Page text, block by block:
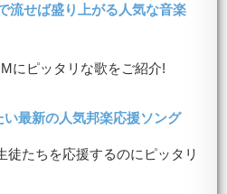
流せば盛り上がる人気な音楽
にピッタリな歌をご紹介!
最新の人気邦楽応援ソング
徒たちを応援するのにピッタリ